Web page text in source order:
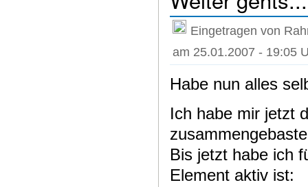
Eingetragen von
am 25.01.2007 - 19:05
Habe nun alles
Ich habe mir jetzt
Bis jetzt habe ich
Element aktiv ist: